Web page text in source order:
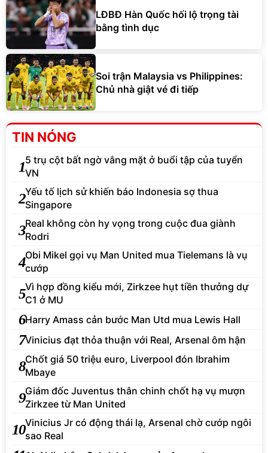
LĐBĐ Hàn Quốc hối lộ trọng tài
bằng tình dục
Soi trận Malaysia vs Philippines:
Chủ nhà giật vé đi tiếp
TIN NÓNG
15 trụ cột bất ngờ vắng mặt ở buổi tập của tuyển
VN
2Yếu tố lịch sử khiến báo Indonesia sợ thua
Singapore
3Real không còn hy vọng trong cuộc đua giành
Rodri
4Obi Mikel gọi vụ Man United mua Tielemans là vụ
cướp
5Vì hợp đồng kiểu mới, Zirkzee hụt tiền thưởng dự
C1 ở MU
6Harry Amass cản bước Man Utd mua Lewis Hall
7Vinicius đạt thỏa thuận với Real, Arsenal ôm hận
8Chốt giá 50 triệu euro, Liverpool đón Ibrahim
Mbaye
9Giám đốc Juventus thân chinh chốt hạ vụ mượn
Zirkzee từ Man United
10Vinicius Jr có động thái lạ, Arsenal chờ cướp ngôi
sao Real